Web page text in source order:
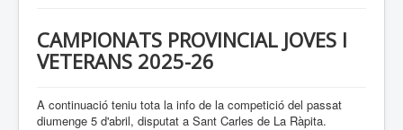
COMUNICACIÓ
ENLLAÇOS
RANQUINGS
COMPETICIONS
CAMPIONATS PROVINCIAL JOVES I
VETERANS 2025-26
A continuació teniu tota la info de la competició del passat
diumenge 5 d'abril, disputat a Sant Carles de La Ràpita.